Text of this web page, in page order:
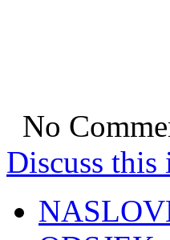
No
Discuss this